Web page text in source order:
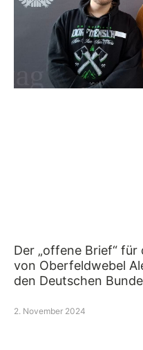
Der „offene Brief“
von Oberfeldwebel
den Deutschen
2. November 2024